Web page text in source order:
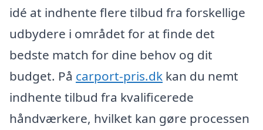
idé at indhente flere tilbud fra forskellige
udbydere i området for at finde det
bedste match for dine behov og dit
budget. På carport-pris.dk kan du nemt
indhente tilbud fra kvalificerede
håndværkere, hvilket kan gøre processen